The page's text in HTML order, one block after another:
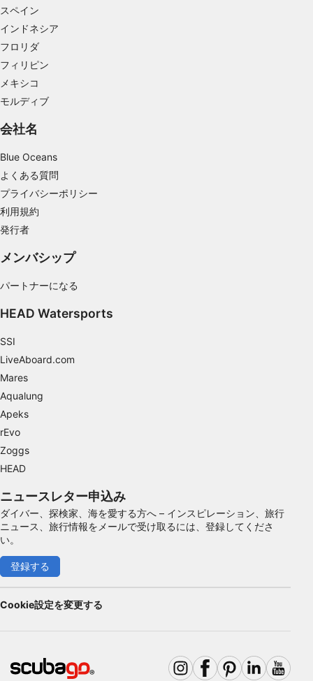
スペイン
インドネシア
フロリダ
フィリピン
メキシコ
モルディブ
会社名
Blue Oceans
よくある質問
プライバシーポリシー
利用規約
発行者
メンバシップ
パートナーになる
HEAD Watersports
SSI
LiveAboard.com
Mares
Aqualung
Apeks
rEvo
Zoggs
HEAD
ニュースレター申込み
ダイバー、探検家、海を愛する方へ – インスピレーション、旅行
ニュース、旅行情報をメールで受け取るには、登録してくださ
い。
登録する
Cookie設定を変更する
コンテンツをパーソナライズするためにプロフ
パーソナライズコンテンツの選択のためにプロ
ファイルを利用する
広告のパフォーマンスを測定する
み合わせてユーザー層を理解する
サービスを開発・改良する
コンテンツの選択のために制限付きデータを利
用する
IAB特集：
スの識別
IAB以外の処理目的：
必要
機能的